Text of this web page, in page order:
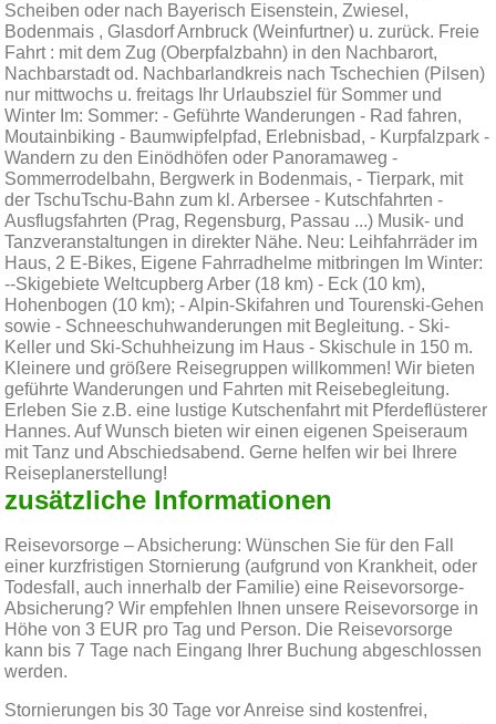
Scheiben oder nach Bayerisch Eisenstein, Zwiesel,
Bodenmais , Glasdorf Arnbruck (Weinfurtner) u. zurück. Freie
Fahrt : mit dem Zug (Oberpfalzbahn) in den Nachbarort,
Nachbarstadt od. Nachbarlandkreis nach Tschechien (Pilsen)
nur mittwochs u. freitags Ihr Urlaubsziel für Sommer und
Winter Im: Sommer: - Geführte Wanderungen - Rad fahren,
Moutainbiking - Baumwipfelpfad, Erlebnisbad, - Kurpfalzpark -
Wandern zu den Einödhöfen oder Panoramaweg -
Sommerrodelbahn, Bergwerk in Bodenmais, - Tierpark, mit
der TschuTschu-Bahn zum kl. Arbersee - Kutschfahrten -
Ausflugsfahrten (Prag, Regensburg, Passau ...) Musik- und
Tanzveranstaltungen in direkter Nähe. Neu: Leihfahrräder im
Haus, 2 E-Bikes, Eigene Fahrradhelme mitbringen Im Winter:
--Skigebiete Weltcupberg Arber (18 km) - Eck (10 km),
Hohenbogen (10 km); - Alpin-Skifahren und Tourenski-Gehen
sowie - Schneeschuhwanderungen mit Begleitung. - Ski-
Keller und Ski-Schuhheizung im Haus - Skischule in 150 m.
Kleinere und größere Reisegruppen willkommen! Wir bieten
geführte Wanderungen und Fahrten mit Reisebegleitung.
Erleben Sie z.B. eine lustige Kutschenfahrt mit Pferdeflüsterer
Hannes. Auf Wunsch bieten wir einen eigenen Speiseraum
mit Tanz und Abschiedsabend. Gerne helfen wir bei Ihrere
Reiseplanerstellung!
zusätzliche Informationen
Reisevorsorge – Absicherung: Wünschen Sie für den Fall
einer kurzfristigen Stornierung (aufgrund von Krankheit, oder
Todesfall, auch innerhalb der Familie) eine Reisevorsorge-
Absicherung? Wir empfehlen Ihnen unsere Reisevorsorge in
Höhe von 3 EUR pro Tag und Person. Die Reisevorsorge
kann bis 7 Tage nach Eingang Ihrer Buchung abgeschlossen
werden.
Stornierungen bis 30 Tage vor Anreise sind kostenfrei,